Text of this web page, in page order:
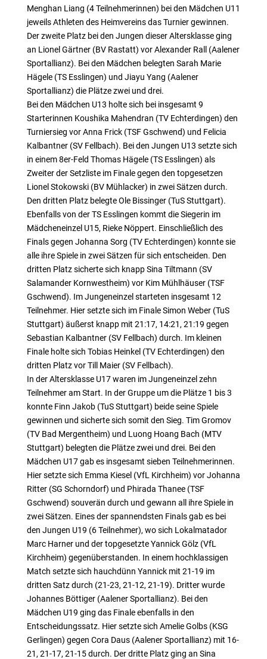
Menghan Liang (4 Teilnehmerinnen) bei den Mädchen U11
jeweils Athleten des Heimvereins das Turnier gewinnen.
Der zweite Platz bei den Jungen dieser Altersklasse ging
an Lionel Gärtner (BV Rastatt) vor Alexander Rall (Aalener
Sportallianz). Bei den Mädchen belegten Sarah Marie
Hägele (TS Esslingen) und Jiayu Yang (Aalener
Sportallianz) die Plätze zwei und drei.
Bei den Mädchen U13 holte sich bei insgesamt 9
Starterinnen Koushika Mahendran (TV Echterdingen) den
Turniersieg vor Anna Frick (TSF Gschwend) und Felicia
Kalbantner (SV Fellbach). Bei den Jungen U13 setzte sich
in einem 8er-Feld Thomas Hägele (TS Esslingen) als
Zweiter der Setzliste im Finale gegen den topgesetzen
Lionel Stokowski (BV Mühlacker) in zwei Sätzen durch.
Den dritten Platz belegte Ole Bissinger (TuS Stuttgart).
Ebenfalls von der TS Esslingen kommt die Siegerin im
Mädcheneinzel U15, Rieke Nöppert. Einschließlich des
Finals gegen Johanna Sorg (TV Echterdingen) konnte sie
alle ihre Spiele in zwei Sätzen für sich entscheiden. Den
dritten Platz sicherte sich knapp Sina Tiltmann (SV
Salamander Kornwestheim) vor Kim Mühlhäuser (TSF
Gschwend). Im Jungeneinzel starteten insgesamt 12
Teilnehmer. Hier setzte sich im Finale Simon Weber (TuS
Stuttgart) äußerst knapp mit 21:17, 14:21, 21:19 gegen
Sebastian Kalbantner (SV Fellbach) durch. Im kleinen
Finale holte sich Tobias Heinkel (TV Echterdingen) den
dritten Platz vor Till Maier (SV Fellbach).
In der Altersklasse U17 waren im Jungeneinzel zehn
Teilnehmer am Start. In der Gruppe um die Plätze 1 bis 3
konnte Finn Jakob (TuS Stuttgart) beide seine Spiele
gewinnen und sicherte sich somit den Sieg. Tim Gromov
(TV Bad Mergentheim) und Luong Hoang Bach (MTV
Stuttgart) belegten die Plätze zwei und drei. Bei den
Mädchen U17 gab es insgesamt sieben Teilnehmerinnen.
Hier setzte sich Emma Kiesel (VfL Kirchheim) vor Johanna
Ritter (SG Schorndorf) und Phirada Thanee (TSF
Gschwend) souverän durch und gewann all ihre Spiele in
zwei Sätzen. Eines der spannendsten Finals gab es bei
den Jungen U19 (6 Teilnehmer), wo sich Lokalmatador
Marc Harner und der topgesetzte Yannick Gölz (VfL
Kirchheim) gegenüberstanden. In einem hochklassigen
Match setzte sich hauchdünn Yannick mit 21-19 im
dritten Satz durch (21-23, 21-12, 21-19). Dritter wurde
Johannes Böttiger (Aalener Sportallianz). Bei den
Mädchen U19 ging das Finale ebenfalls in den
Entscheidungssatz. Hier setzte sich Amelie Golbs (KSG
Gerlingen) gegen Cora Daus (Aalener Sportallianz) mit 16-
21, 21-17, 21-15 durch. Der dritte Platz ging an Sina